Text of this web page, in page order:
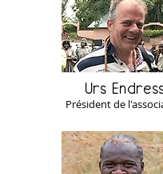
Urs
Président de